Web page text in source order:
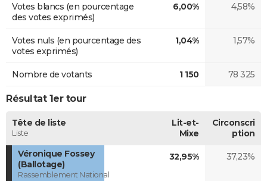
Votes blancs (en pourcentage
des votes exprimés)
6,00% 4,58%
Votes nuls (en pourcentage des
votes exprimés)
1,04% 1,57%
Nombre de votants 1 150 78 325
Résultat 1er tour
Tête de liste
Liste
Lit-et-
Mixe
Circonscri
ption
Véronique Fossey
(Ballotage)
Rassemblement National
32,95% 37,23%